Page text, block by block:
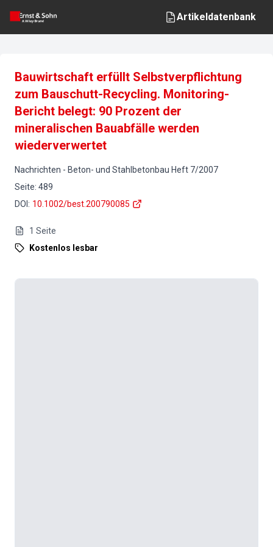
Artikeldatenbank
Bauwirtschaft erfüllt Selbstverpflichtung
zum Bauschutt-Recycling. Monitoring-
Bericht belegt: 90 Prozent der
mineralischen Bauabfälle werden
wiederverwertet
Nachrichten - Beton- und Stahlbetonbau Heft 7/2007
Seite: 489
DOI : 10.1002/best.200790085
1 Seite
Kostenlos lesbar